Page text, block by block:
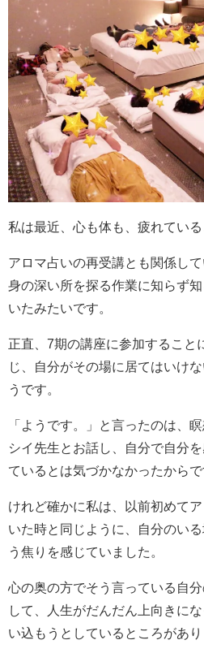
私は最近、心も体も、疲れている
アロマ占いの再受講とも関係し
身の深い所を探る作業に知らず
いたみたいです。
正直、7期の講座に参加すること
じ、自分がその場に居てはいけ
うです。
「ようです。」と言ったのは、
シイ先生とお話し、自分で自分
ているとは気づかなかったからで
けれど確かに私は、以前初めて
いた時と同じように、自分のい
う焦りを感じていました。
心の奥の方でそう言っている自
して、人生がだんだん上向きに
い込もうとしているところがあり